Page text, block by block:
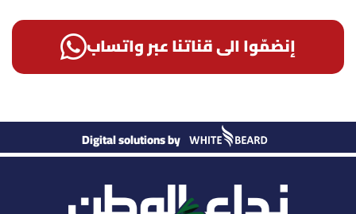
إنضمّوا الى قناتنا عبر واتساب
Digital solutions by